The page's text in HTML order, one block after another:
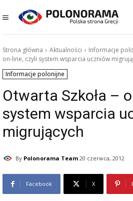
Strona główna Aktualności Informacje
on-line, czyli system wsparcia uczniów
Informacje polonijne
Otwarta Szkoła –
system wsparcia
migrujących
By Polonorama Team 20 czerwca, 2012
Facebook X